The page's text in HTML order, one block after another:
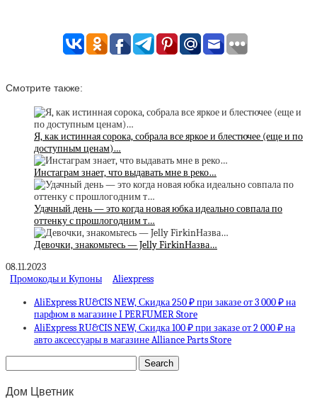
Смотрите также:
Я, как истинная сорока, собрала все яркое и блестючее (еще и по
доступным ценам)…
Инстаграм знает, что выдавать мне в реко…
Удачный день — это когда новая юбка идеально совпала по
оттенку с прошлогодним т…
Девочки, знакомьтесь — Jelly FirkinНазва…
08.11.2023
Промокоды и Купоны
Aliexpress
AliExpress RU&CIS NEW, Скидка 250 ₽ при заказе от 3 000 ₽ на
парфюм в магазине I PERFUMER Store
AliExpress RU&CIS NEW, Скидка 100 ₽ при заказе от 2 000 ₽ на
авто аксессуары в магазине Alliance Parts Store
Дом Цветник